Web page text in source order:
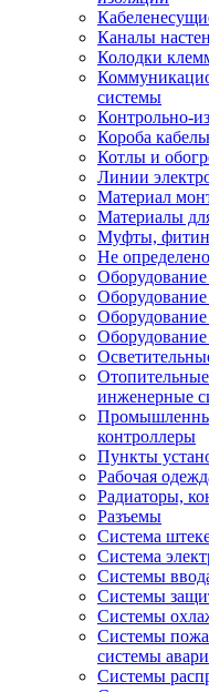
Каналы
Колодки
системы
Контрольно-
Короба
Котлы и
Линии
Материал
Материалы
Муфты,
Не определено
Оборудование
Оборудование
инженерные
контроллеры
Пункты
Рабочая
Радиаторы,
Разъемы
Система
Система
Системы
Системы
Системы
Системы
системы
Системы